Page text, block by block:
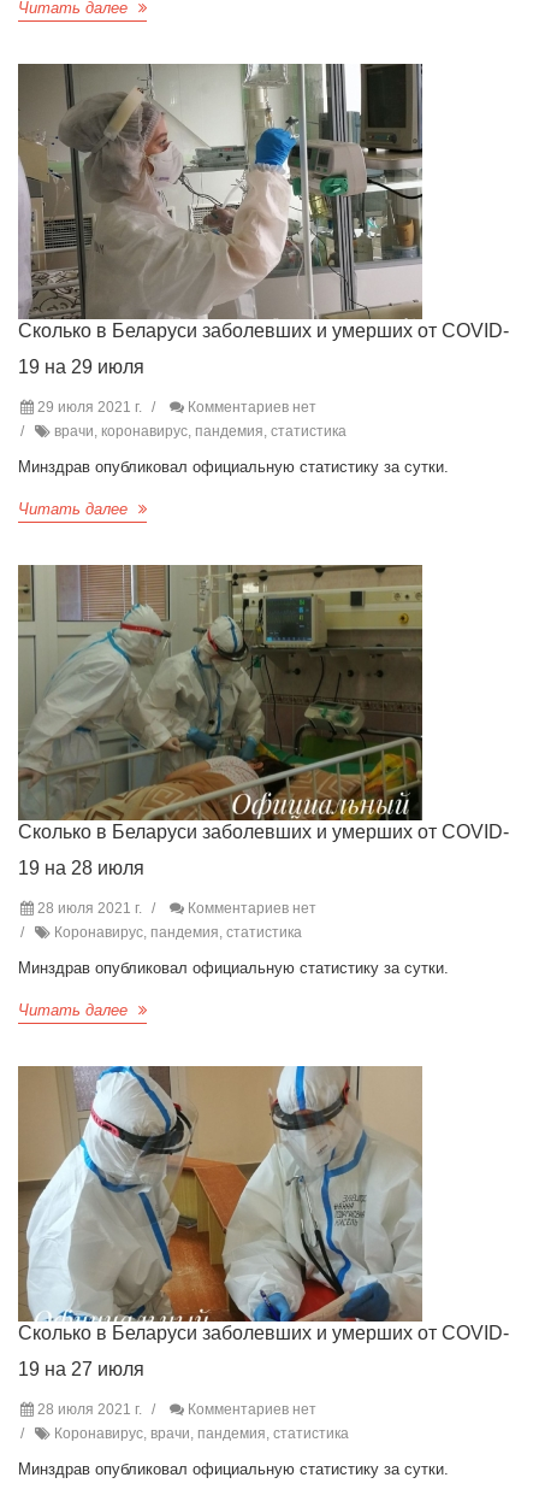
Читать далее
Сколько в Беларуси заболевших и умерших от COVID-
19 на 29 июля
29 июля 2021 г.
Комментариев нет
врачи, коронавирус, пандемия, статистика
Минздрав опубликовал официальную статистику за сутки.
Читать далее
Сколько в Беларуси заболевших и умерших от COVID-
19 на 28 июля
28 июля 2021 г.
Комментариев нет
Коронавирус, пандемия, статистика
Минздрав опубликовал официальную статистику за сутки.
Читать далее
Сколько в Беларуси заболевших и умерших от COVID-
19 на 27 июля
28 июля 2021 г.
Комментариев нет
Коронавирус, врачи, пандемия, статистика
Минздрав опубликовал официальную статистику за сутки.